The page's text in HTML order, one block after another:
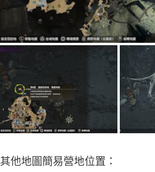
其他地圖簡易營地位置：